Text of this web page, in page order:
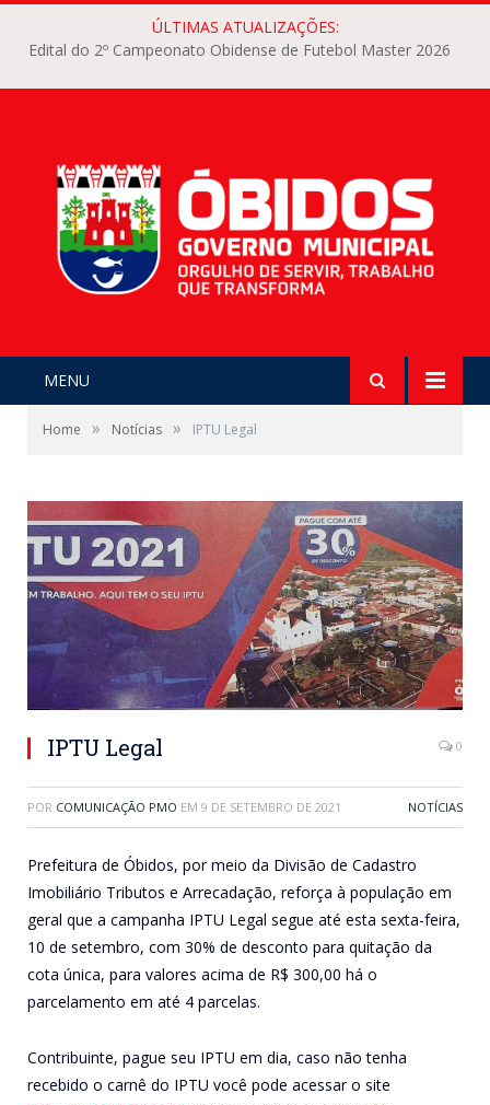
ÚLTIMAS ATUALIZAÇÕES:
Edital do 2º Campeonato Obidense de Futebol Master 2026
MENU
Home » Notícias » IPTU Legal
IPTU Legal 0
POR COMUNICAÇÃO PMO EM 9 DE SETEMBRO DE 2021 NOTÍCIAS
Prefeitura de Óbidos, por meio da Divisão de Cadastro
Imobiliário Tributos e Arrecadação, reforça à população em
geral que a campanha IPTU Legal segue até esta sexta-feira,
10 de setembro, com 30% de desconto para quitação da
cota única, para valores acima de R$ 300,00 há o
parcelamento em até 4 parcelas.
Contribuinte, pague seu IPTU em dia, caso não tenha
recebido o carnê do IPTU você pode acessar o site